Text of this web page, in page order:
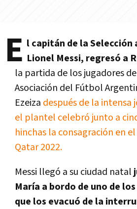
E l capitán de la
Lionel Messi, regresó a
la partida de los jugadores
Asociación del Fútbol
Ezeiza después de la intensa
el plantel celebró junto a
hinchas la consagración en
Qatar 2022.
Messi llegó a su ciudad natal
María a bordo de uno de
que los evacuó de la